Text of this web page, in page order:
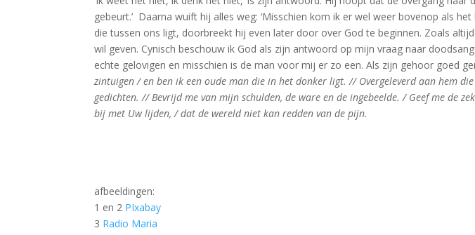
gebeurt.’ Daarna wuift hij alles weg: ‘Misschien kom ik er wel weer bovenop als
die tussen ons ligt, doorbreekt hij even later door over God te beginnen. Zoals
wil geven. Cynisch beschouw ik God als zijn antwoord op mijn vraag naar
echte gelovigen en misschien is de man voor mij er zo een. Als zijn gehoor goed
zintuigen / en ben ik een oude man die in het donker ligt. // Overgeleverd aan hem
gedichten. // Bevrijd me van mijn schulden, de ware en de ingebeelde. / Geef me
bij met Uw lijden, / dat de wereld niet kan redden van de pijn.
afbeeldingen:
1 en 2 PIxabay
3 Radio Maria